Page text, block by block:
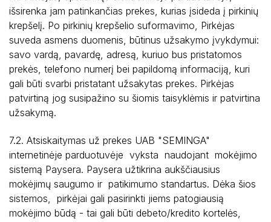
išsirenka jam patinkančias prekes, kurias įsideda į pirkinių
krepšelį. Po pirkinių krepšelio suformavimo, Pirkėjas
suveda asmens duomenis, būtinus užsakymo įvykdymui:
savo vardą, pavardę, adresą, kuriuo bus pristatomos
prekės, telefono numerį bei papildomą informaciją, kuri
gali būti svarbi pristatant užsakytas prekes. Pirkėjas
patvirtiną jog susipažino su šiomis taisyklėmis ir patvirtina
užsakymą.
7.2. Atsiskaitymas už prekes UAB "SEMINGA"
internetinėje parduotuvėje vyksta naudojant mokėjimo
sistemą Paysera. Paysera užtikrina aukščiausius
mokėjimų saugumo ir patikimumo standartus. Dėka šios
sistemos, pirkėjai gali pasirinkti jiems patogiausią
mokėjimo būdą - tai gali būti debeto/kredito kortelės,